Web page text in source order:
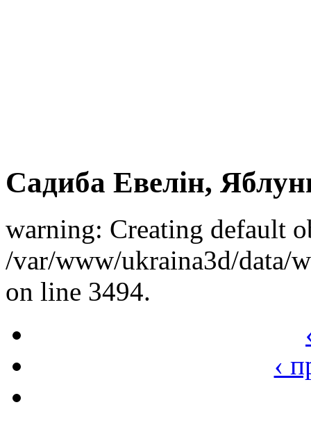
Садиба Евелін,
warning: Creating default
/var/www/ukraina3d/data/
on line 3494.
‹